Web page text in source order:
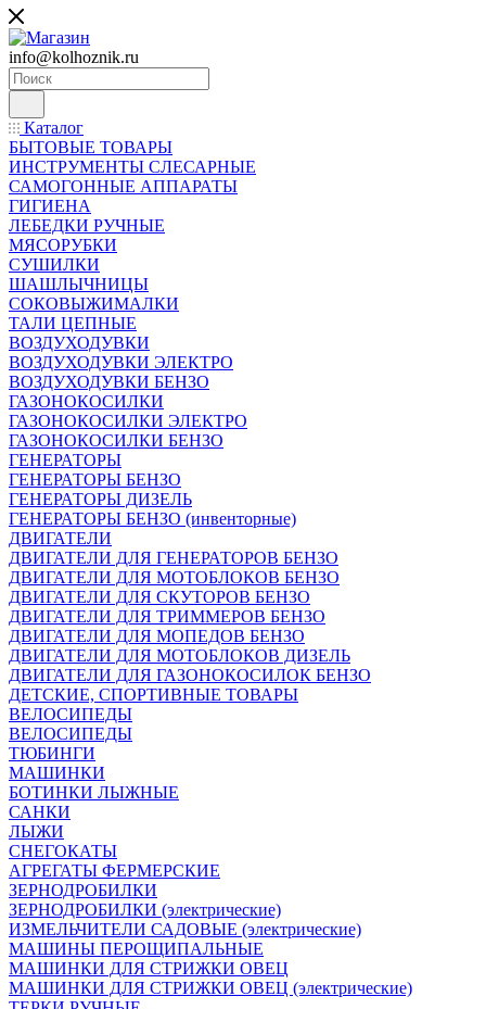
info@kolhoznik.ru
Каталог
БЫТОВЫЕ ТОВАРЫ
ИНСТРУМЕНТЫ СЛЕСАРНЫЕ
САМОГОННЫЕ АППАРАТЫ
ГИГИЕНА
ЛЕБЕДКИ РУЧНЫЕ
МЯСОРУБКИ
СУШИЛКИ
ШАШЛЫЧНИЦЫ
СОКОВЫЖИМАЛКИ
ТАЛИ ЦЕПНЫЕ
ВОЗДУХОДУВКИ
ВОЗДУХОДУВКИ ЭЛЕКТРО
ВОЗДУХОДУВКИ БЕНЗО
ГАЗОНОКОСИЛКИ
ГАЗОНОКОСИЛКИ ЭЛЕКТРО
ГАЗОНОКОСИЛКИ БЕНЗО
ГЕНЕРАТОРЫ
ГЕНЕРАТОРЫ БЕНЗО
ГЕНЕРАТОРЫ ДИЗЕЛЬ
ГЕНЕРАТОРЫ БЕНЗО (инвенторные)
ДВИГАТЕЛИ
ДВИГАТЕЛИ ДЛЯ ГЕНЕРАТОРОВ БЕНЗО
ДВИГАТЕЛИ ДЛЯ МОТОБЛОКОВ БЕНЗО
ДВИГАТЕЛИ ДЛЯ СКУТОРОВ БЕНЗО
ДВИГАТЕЛИ ДЛЯ ТРИММЕРОВ БЕНЗО
ДВИГАТЕЛИ ДЛЯ МОПЕДОВ БЕНЗО
ДВИГАТЕЛИ ДЛЯ МОТОБЛОКОВ ДИЗЕЛЬ
ДВИГАТЕЛИ ДЛЯ ГАЗОНОКОСИЛОК БЕНЗО
ДЕТСКИЕ, СПОРТИВНЫЕ ТОВАРЫ
ВЕЛОСИПЕДЫ
ВЕЛОСИПЕДЫ
ТЮБИНГИ
МАШИНКИ
БОТИНКИ ЛЫЖНЫЕ
САНКИ
ЛЫЖИ
СНЕГОКАТЫ
АГРЕГАТЫ ФЕРМЕРСКИЕ
ЗЕРНОДРОБИЛКИ
ЗЕРНОДРОБИЛКИ (электрические)
ИЗМЕЛЬЧИТЕЛИ САДОВЫЕ (электрические)
МАШИНЫ ПЕРОЩИПАЛЬНЫЕ
МАШИНКИ ДЛЯ СТРИЖКИ ОВЕЦ
МАШИНКИ ДЛЯ СТРИЖКИ ОВЕЦ (электрические)